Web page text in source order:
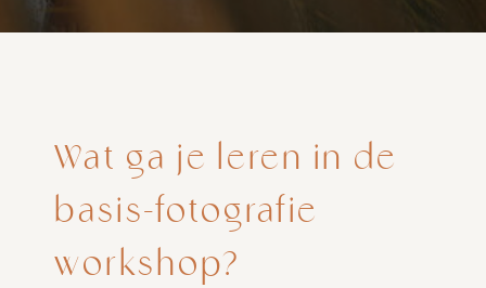
Wat ga je leren in de
basis-fotografie
workshop?